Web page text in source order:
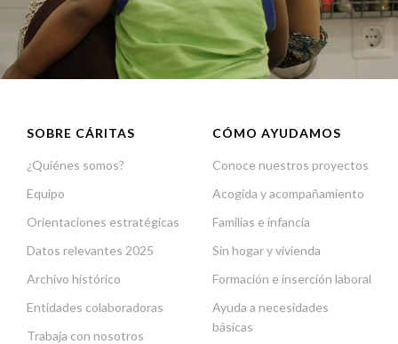
SOBRE CÁRITAS
¿Quiénes somos?
Equipo
Orientaciones estratégicas
Datos relevantes 2025
Archivo histórico
Entidades colaboradoras
Trabaja con nosotros
CÓMO AYUDAMOS
Conoce nuestros proyectos
Acogida y acompañamiento
Familias e infancia
Sin hogar y vivienda
Formación e inserción laboral
Ayuda a necesidades
básicas